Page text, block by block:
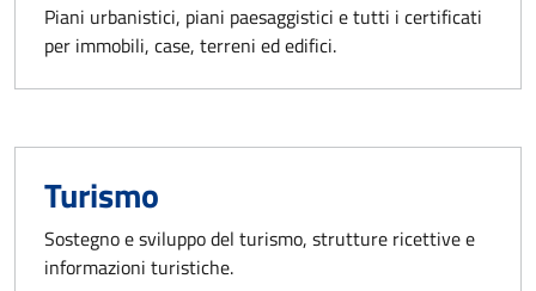
Piani urbanistici, piani paesaggistici e tutti i certificati
per immobili, case, terreni ed edifici.
Turismo
Sostegno e sviluppo del turismo, strutture ricettive e
informazioni turistiche.